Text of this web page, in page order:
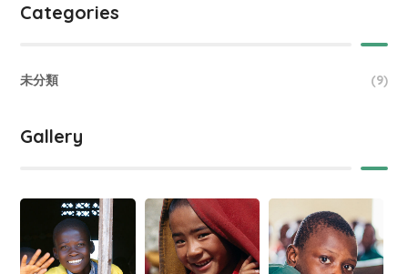
Categories
未分類 (9)
Gallery